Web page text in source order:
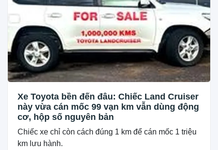
Xe Toyota bền đến đâu: Chiếc Land Cruiser
này vừa cán mốc 99 vạn km vẫn dùng động
cơ, hộp số nguyên bản
Chiếc xe chỉ còn cách đúng 1 km để cán mốc 1 triệu
km lưu hành.